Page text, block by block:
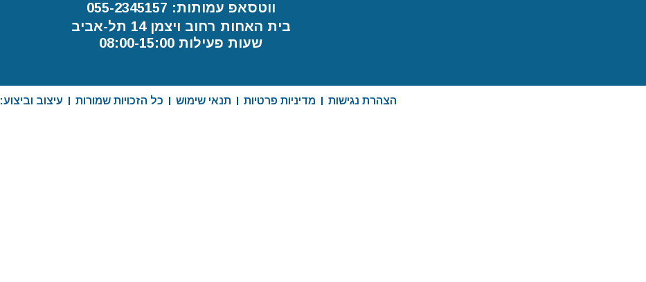
ווטסאפ עמותות: 055-2345157
בית האחות רחוב ויצמן 14 תל-אביב
שעות פעילות 08:00-15:00
הצהרת נגישות מדיניות פרטיות תנאי שימוש כל הזכויות שמורות עיצוב וביצוע: EXPO